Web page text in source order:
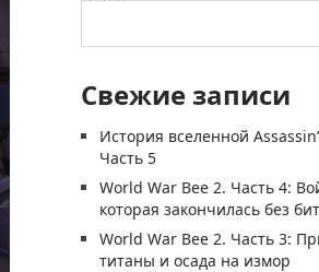
Свежие записи
История вселенной
Часть 5
World War Bee 2. Часть 4:
которая закончилась без
World War Bee 2. Часть 3:
титаны и осада на измор